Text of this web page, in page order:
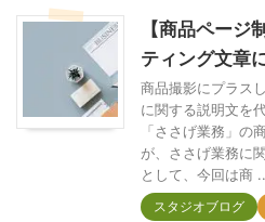
【商品ページ
ティング文章
商品撮影にプラス
に関する説明文を
「ささげ業務」の
が、ささげ業務に
として、今回は商
スタジオブログ